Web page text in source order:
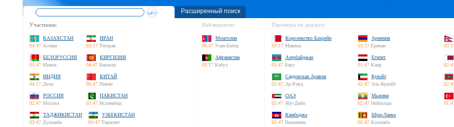
Расширенный поиск
Участники:
КАЗАХСТАН
04:47 Астана
ИРАН
03:17 Тегеран
БЕЛОРУССИЯ
01:47 Минск
КИРГИЗИЯ
04:47 Бишкек
ИНДИЯ
04:17 Дели
КИТАЙ
06:47 Пекин
РОССИЯ
02:47 Москва
ПАКИСТАН
03:47 Исламабад
ТАДЖИКИСТАН
03:47 Душанбе
УЗБЕКИСТАН
03:47 Ташкент
Наблюдатели:
Монголия
06:47 Улан-Батор
Афганистан
03:17 Кабул
Партнеры по диалогу:
Королевство Бахрейн
03:17 Манама
Армения
03:17 Ереван
Азербайджан
03:47 Баку
Египет
01:47 Каир
Саудовская Аравия
02:47 Эр-Рияд
Кувейт
02:47 Эль-Кувейт
ОАЭ
02:47 Абу-Даби
Мьянма
02:47 Нейпьидо
Камбоджа
05:47 Пномпень
Шри-Ланка
05:47 Коломбо